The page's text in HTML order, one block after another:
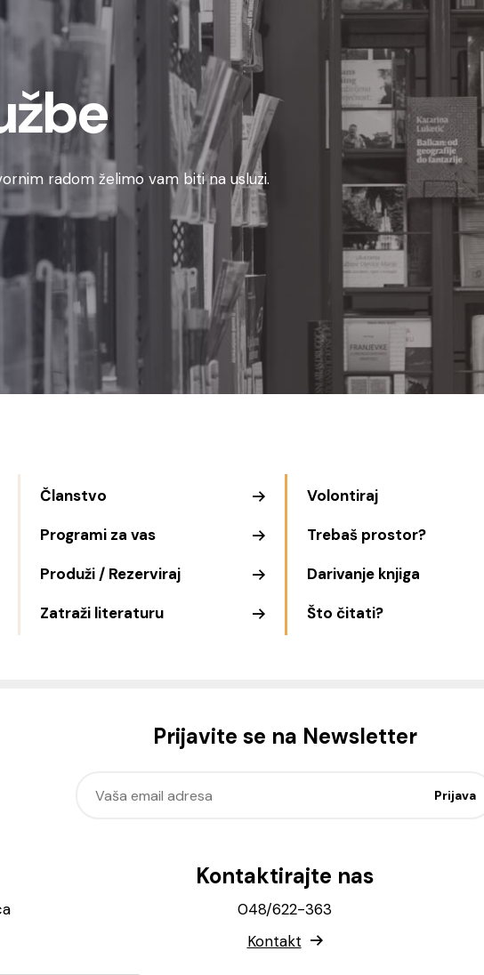
radom želimo vam biti na usluzi.
Članstvo
Programi za vas
Produži / Rezerviraj
Zatraži literaturu
Volontiraj
Trebaš prostor?
Darivanje knjiga
Što čitati?
Prijavite se na Newsletter
Kontaktirajte nas
048/622-363
Kontakt